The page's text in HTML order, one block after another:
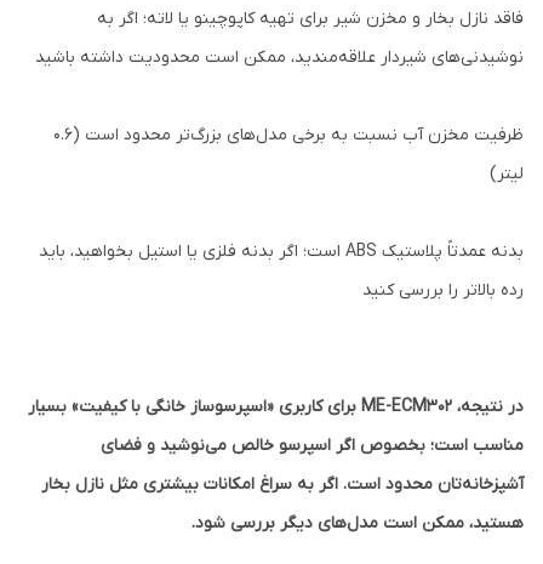
فاقد نازل بخار و مخزن شیر برای تهیه کاپوچینو یا لاته؛ اگر به
نوشیدنی‌های شیردار علاقه‌مندید، ممکن است محدودیت داشته باشید
ظرفیت مخزن آب نسبت به برخی مدل‌های بزرگ‌تر محدود است (۰.۶
لیتر)
بدنه عمدتاً پلاستیک ABS است؛ اگر بدنه فلزی یا استیل بخواهید، باید
رده بالاتر را بررسی کنید
در نتیجه، ME-ECM302 برای کاربری «اسپرسوساز خانگی با کیفیت» بسیار
مناسب است؛ بخصوص اگر اسپرسو خالص می‌نوشید و فضای
آشپزخانه‌تان محدود است. اگر به سراغ امکانات بیشتری مثل نازل بخار
هستید، ممکن است مدل‌های دیگر بررسی شود.